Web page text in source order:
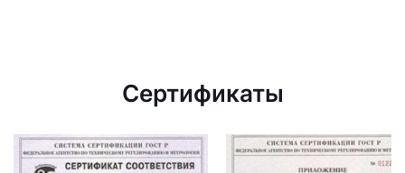
Сертификаты